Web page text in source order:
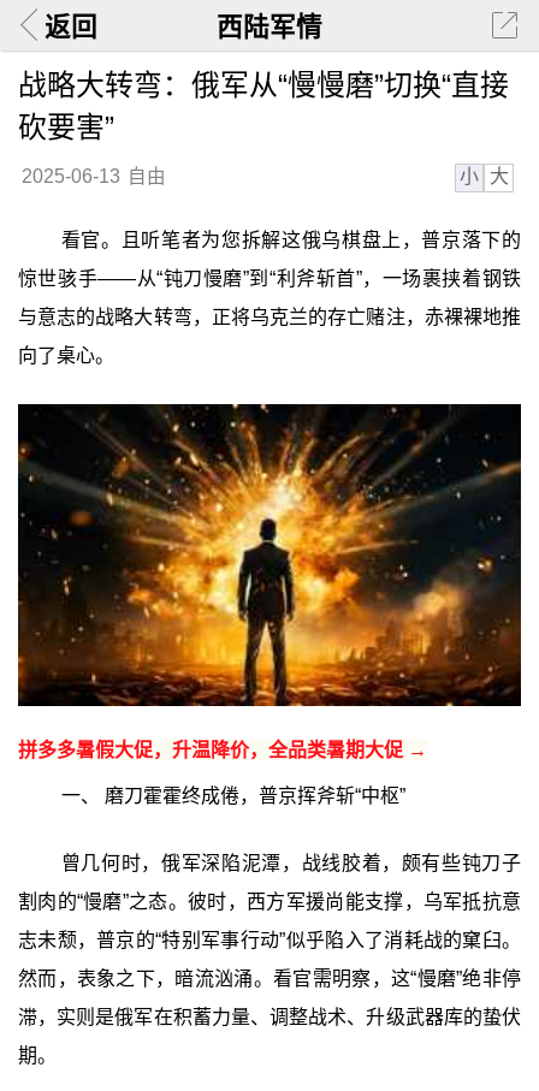
返回 西陆军情
战略大转弯：俄军从“慢慢磨”切换“直接
砍要害”
2025-06-13 自由 小 大
看官。且听笔者为您拆解这俄乌棋盘上，普京落下的
惊世骇手——从“钝刀慢磨”到“利斧斩首”，一场裹挟着钢铁
与意志的战略大转弯，正将乌克兰的存亡赌注，赤裸裸地推
向了桌心。
拼多多暑假大促，升温降价，全品类暑期大促 →
一、 磨刀霍霍终成倦，普京挥斧斩“中枢”
曾几何时，俄军深陷泥潭，战线胶着，颇有些钝刀子
割肉的“慢磨”之态。彼时，西方军援尚能支撑，乌军抵抗意
志未颓，普京的“特别军事行动”似乎陷入了消耗战的窠臼。
然而，表象之下，暗流汹涌。看官需明察，这“慢磨”绝非停
滞，实则是俄军在积蓄力量、调整战术、升级武器库的蛰伏
期。